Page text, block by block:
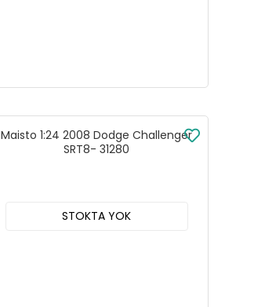
Maisto 1:24 2008 Dodge Challenger
SRT8- 31280
STOKTA YOK